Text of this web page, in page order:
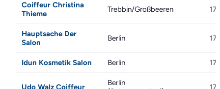
Coiffeur Christina
Thieme
Trebbin/Großbeeren 17
Hauptsache Der
Salon
Berlin 17
Idun Kosmetik Salon Berlin 17
Udo Walz Coiffeur
Berlin
17